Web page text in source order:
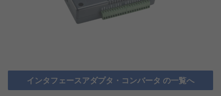
インタフェースアダプタ・コンバータ の一覧へ